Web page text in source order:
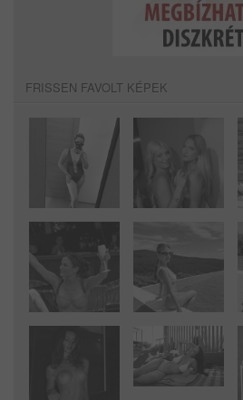
FRISSEN FAVOLT KÉPEK